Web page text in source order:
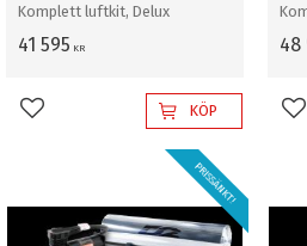
Komplett luftkit, Delux
41 595 KR
Lägg till i favoriterKÖP
48
PRISSÄNKT!